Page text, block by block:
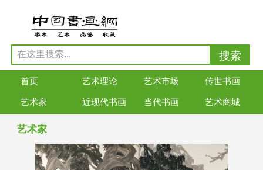
首页 艺术理论 艺术市场 传世书画
艺术家 近现代书画 当代书画 艺术商城
艺术家